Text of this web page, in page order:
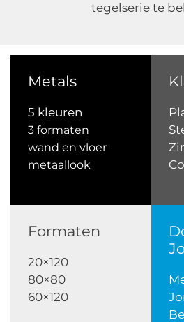
tegelserie te
Metals
5 kleuren
3 formaten
wand en vloer
metaallook
Formaten
20×120
80×80
60×120